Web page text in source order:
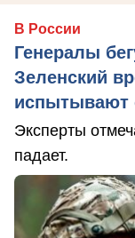
В России
Генералы
Зеленский
испытывают
Эксперты
падает.